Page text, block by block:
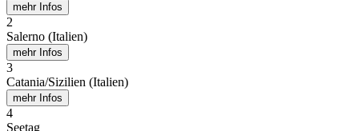
mehr Infos
2
Salerno (Italien)
mehr Infos
3
Catania/Sizilien (Italien)
mehr Infos
4
Seetag